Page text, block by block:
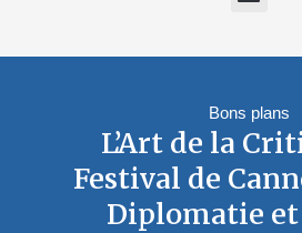
Bons plans
L’Art de la
Festival de
Diplomatie